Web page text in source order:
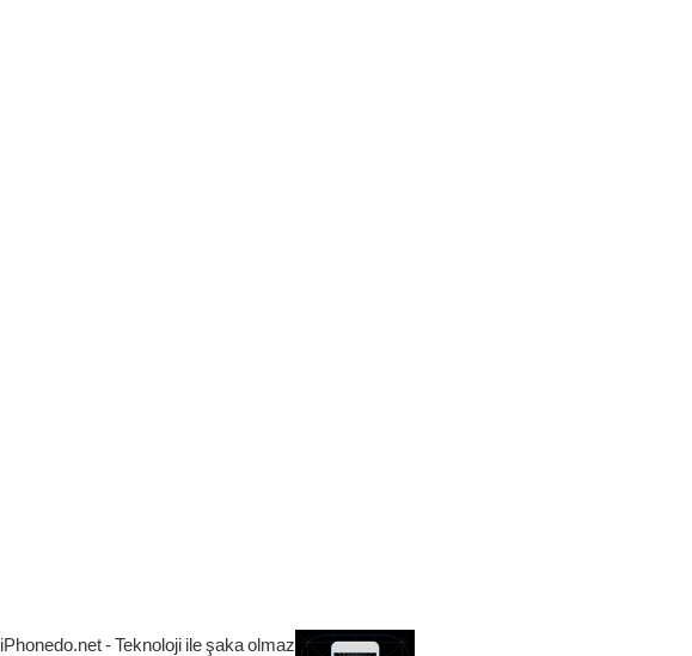
iPhonedo.net - Teknoloji ile şaka olmaz